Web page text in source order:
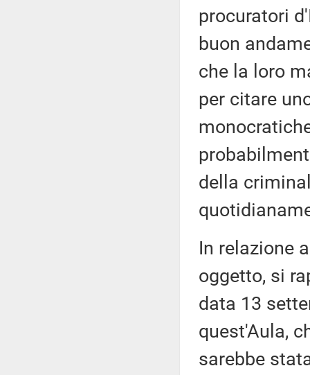
procuratori
buon
che la loro
per citare
della
In relazione
oggetto, si
data 13
quest'Aula,
sarebbe